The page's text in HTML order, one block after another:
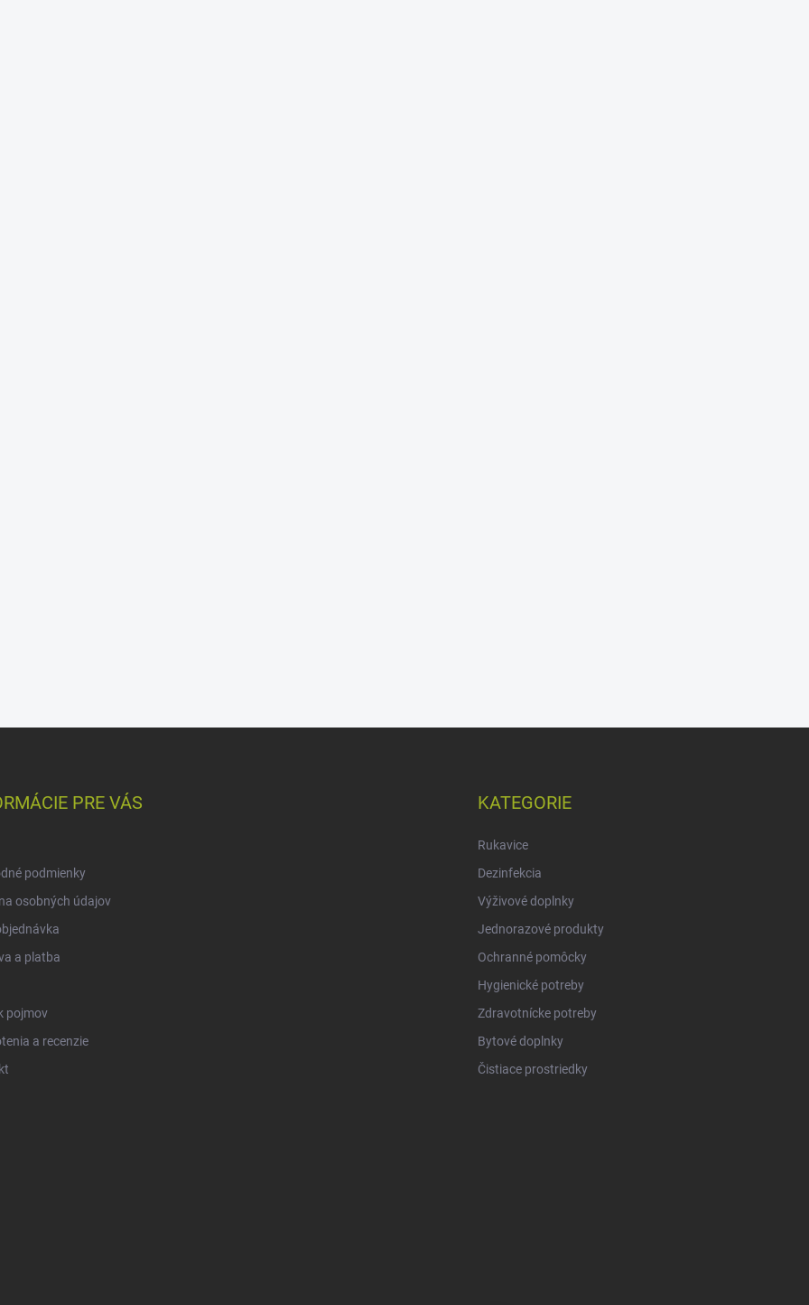
PRE VÁS
podmienky
osobných údajov
a platba
pojmov
a recenzie
KATEGORIE
Rukavice
Dezinfekcia
Výživové doplnky
Jednorazové produkty
Ochranné pomôcky
Hygienické potreby
Zdravotnícke potreby
Bytové doplnky
Čistiace prostriedky